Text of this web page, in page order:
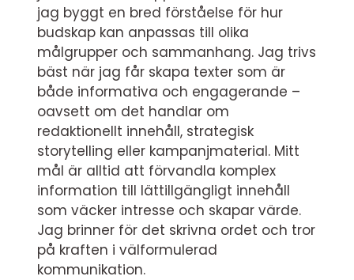
jag byggt en bred förståelse för hur
budskap kan anpassas till olika
målgrupper och sammanhang. Jag trivs
bäst när jag får skapa texter som är
både informativa och engagerande –
oavsett om det handlar om
redaktionellt innehåll, strategisk
storytelling eller kampanjmaterial. Mitt
mål är alltid att förvandla komplex
information till lättillgängligt innehåll
som väcker intresse och skapar värde.
Jag brinner för det skrivna ordet och tror
på kraften i välformulerad
kommunikation.